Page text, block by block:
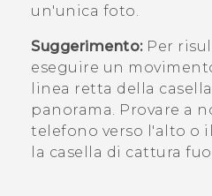
un'unica foto.
Suggerimento:Per
eseguire un
linea retta della
panorama. Provare a
telefono verso l'alto o
la casella di cattura